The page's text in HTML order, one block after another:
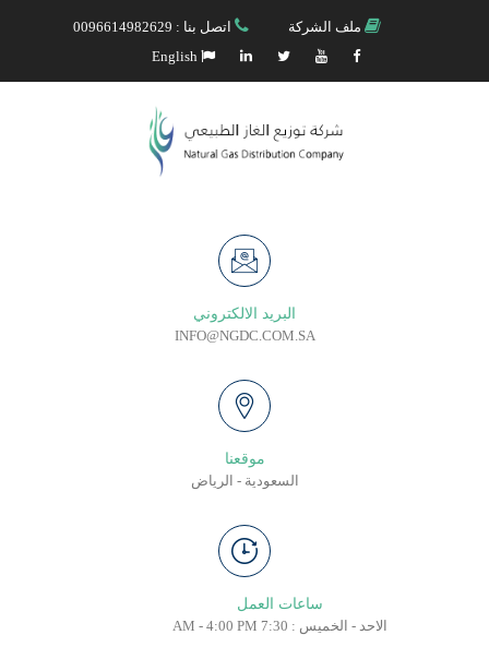
ملف الشركة
اتصل بنا : 0096614982629
English
البريد الالكتروني
INFO@NGDC.COM.SA
موقعنا
السعودية - الرياض
ساعات العمل
الاحد - الخميس : 7:30 AM - 4:00 PM